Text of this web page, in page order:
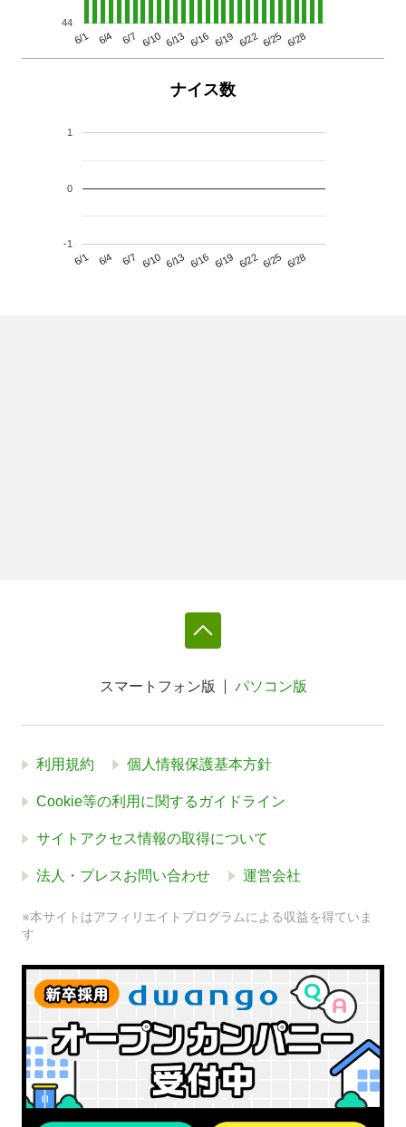
6/1 6/4 6/7 6/10 6/13 6/16 6/19 6/22 6/25 6/28
44
ナイス数
6/1 6/4 6/7 6/10 6/13 6/16 6/19 6/22 6/25 6/28
-1
0
1
スマートフォン版 パソコン版
利用規約 個人情報保護基本方針
Cookie等の利用に関するガイドライン
サイトアクセス情報の取得について
法人・プレスお問い合わせ 運営会社
※本サイトはアフィリエイトプログラムによる収益を得ていま
す